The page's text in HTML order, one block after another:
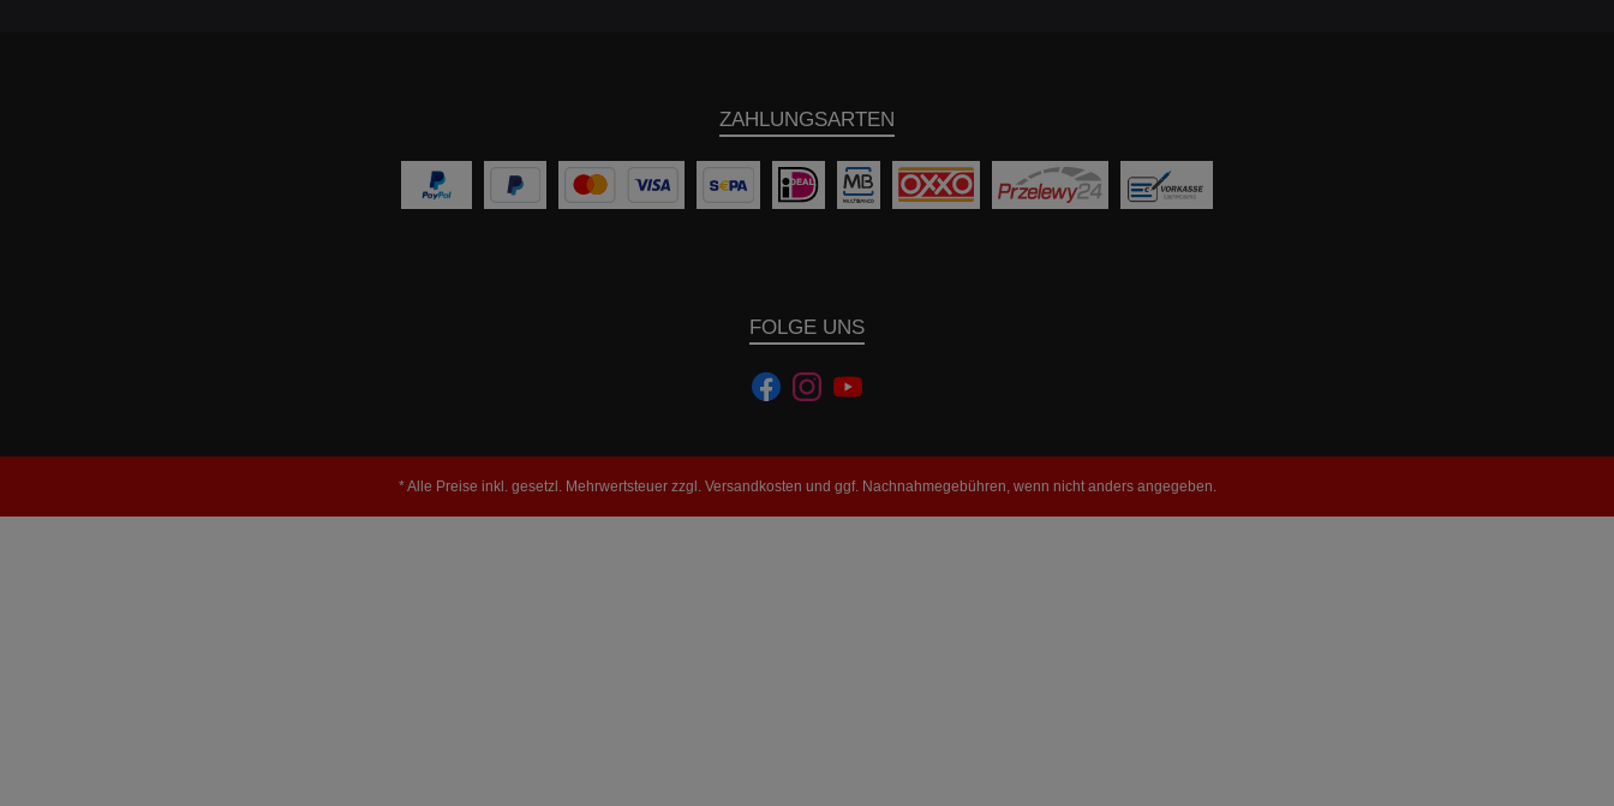
ZAHLUNGSARTEN
FOLGE UNS
* Alle Preise inkl. gesetzl. Mehrwertsteuer zzgl. Versandkosten und ggf. Nachnahmegebühren, wenn nicht anders angegeben.